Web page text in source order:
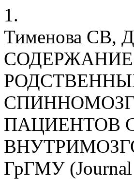
1.
Тименова СВ,
ПАЦИЕНТОВ
ГрГМУ (Journal